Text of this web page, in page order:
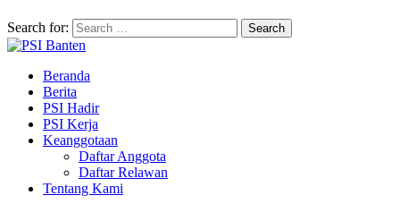
Search for:
Beranda
Berita
PSI Hadir
PSI Kerja
Keanggotaan
Daftar Anggota
Daftar Relawan
Tentang Kami